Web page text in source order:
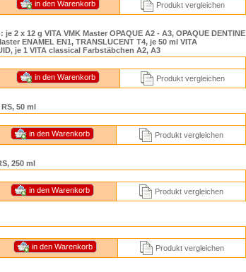
Produkt vergleichen
2 x 12 g VITA VMK Master OPAQUE A2 - A3, OPAQUE DENTINE
ENAMEL EN1, TRANSLUCENT T4, je 50 ml VITA
je 1 VITA classical Farbstäbchen A2, A3
Produkt vergleichen
50 ml
Produkt vergleichen
250 ml
Produkt vergleichen
Produkt vergleichen